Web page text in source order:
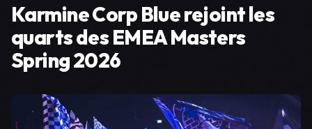
Karmine Corp Blue rejoint les
quarts des EMEA Masters
Spring 2026